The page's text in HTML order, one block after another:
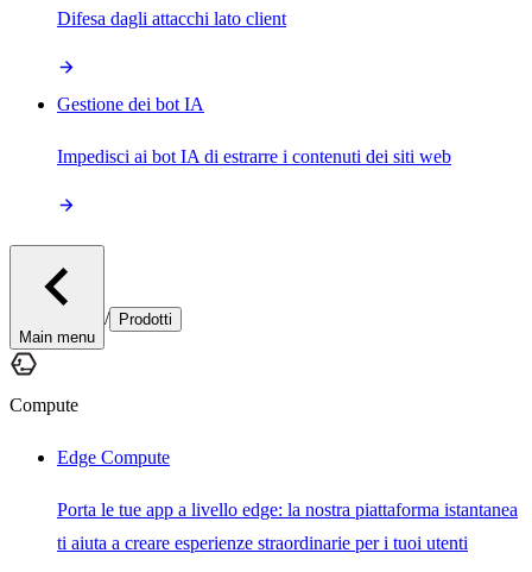
Difesa dagli attacchi lato client
Gestione dei bot IA
Impedisci ai bot IA di estrarre i contenuti dei siti web
Main menu
/ Prodotti
Compute
Edge Compute
Porta le tue app a livello edge: la nostra piattaforma istantanea
ti aiuta a creare esperienze straordinarie per i tuoi utenti